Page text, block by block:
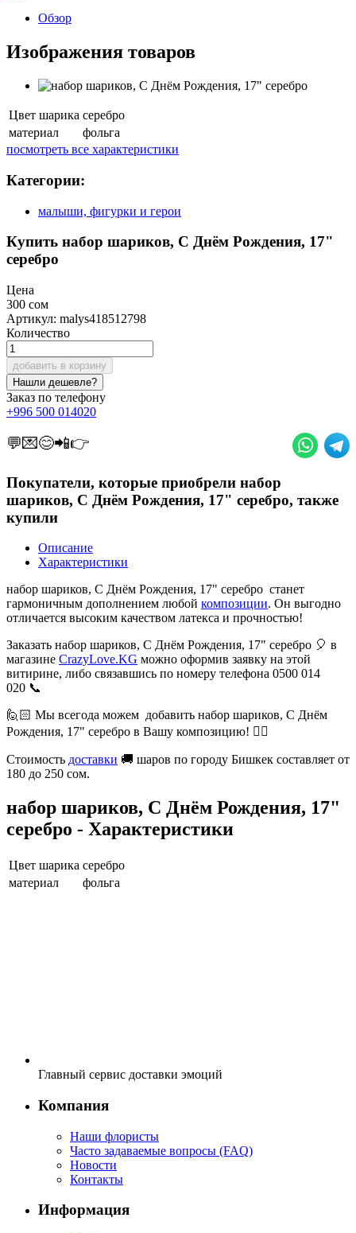
Обзор
Изображения товаров
Цвет шарика серебро
материал
фольга
посмотреть все характеристики
Категории:
малыши, фигурки и герои
Купить набор шариков, С Днём Рождения, 17"
серебро
Цена
300 сом
Артикул: malys418512798
Количество
добавить в корзину
Заказ по телефону
+996 500 014020
💬💌😊📲👉
Покупатели, которые приобрели набор
шариков, С Днём Рождения, 17" серебро, также
купили
Описание
Характеристики
набор шариков, С Днём Рождения, 17" серебро станет
гармоничным дополнением любой композиции. Он выгодно
отличается высоким качеством латекса и прочностью!
Заказать набор шариков, С Днём Рождения, 17" серебро 🎈 в
магазине CrazyLove.KG можно оформив заявку на этой
витирине, либо связавшись по номеру телефона 0500 014
020 📞
🙋🏻 Мы всегода можем добавить набор шариков, С Днём
Рождения, 17" серебро в Вашу композицию! 👍🏻
Стоимость доставки 🚚 шаров по городу Бишкек составляет от
180 до 250 сом.
набор шариков, С Днём Рождения, 17"
серебро - Характеристики
Цвет шарика серебро
материал
фольга
Главный сервис доставки эмоций
Компания
Наши флористы
Часто задаваемые вопросы (FAQ)
Новости
Контакты
Информация